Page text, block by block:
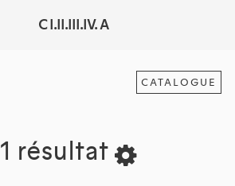
C I.II.III.IV. A
CATALOGUE
1 résultat